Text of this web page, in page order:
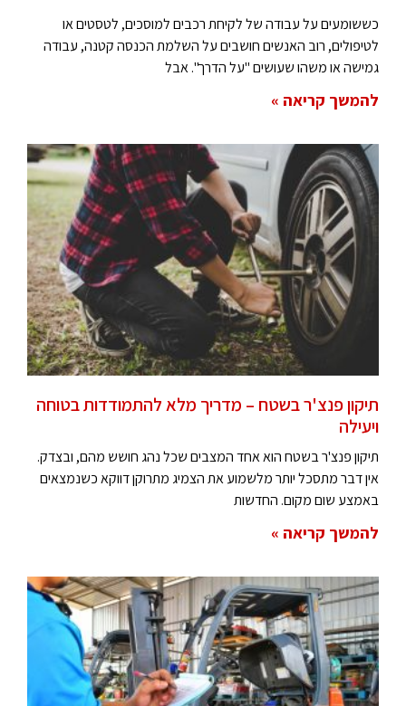
כששומעים על עבודה של לקיחת רכבים למוסכים, לטסטים או
לטיפולים, רוב האנשים חושבים על השלמת הכנסה קטנה, עבודה
גמישה או משהו שעושים "על הדרך". אבל
להמשך קריאה »
תיקון פנצ'ר בשטח – מדריך מלא להתמודדות בטוחה
ויעילה
תיקון פנצ'ר בשטח הוא אחד המצבים שכל נהג חושש מהם, ובצדק.
אין דבר מתסכל יותר מלשמוע את הצמיג מתרוקן דווקא כשנמצאים
באמצע שום מקום. החדשות
להמשך קריאה »